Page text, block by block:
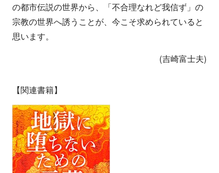
の都市伝説の世界から、「不合理なれど我信ず」の
宗教の世界へ誘うことが、今こそ求められていると
思います。
(吉崎富士夫)
【関連書籍】